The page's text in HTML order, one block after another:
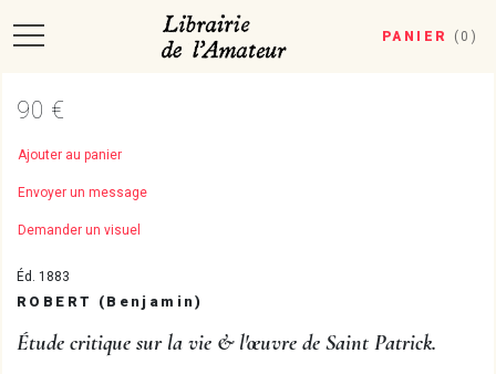
PANIER ( 0 )
90 €
Ajouter au panier
Envoyer un message
Demander un visuel
Éd. 1883
ROBERT (Benjamin)
Étude critique sur la vie & l'œuvre de Saint Patrick.